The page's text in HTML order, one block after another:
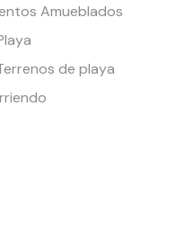
Amueblados
de playa